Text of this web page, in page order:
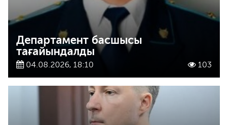
Департамент басшысы
тағайындалды
04.08.2026, 18:10 103